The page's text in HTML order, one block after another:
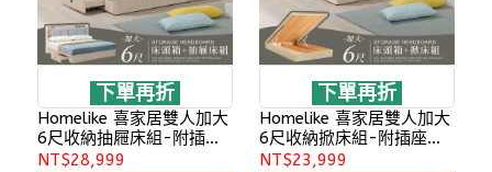
下單再折
Homelike 喜家居雙人加大
6尺收納抽屜床組-附插座
(2605)
NT$28,999
下單再折
Homelike 喜家居雙人加大
6尺收納掀床組-附插座
(2605)
NT$23,999